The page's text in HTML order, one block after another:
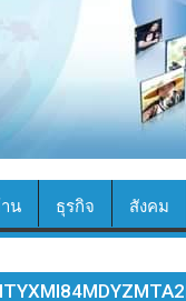
น ธุรกิจ สังคม